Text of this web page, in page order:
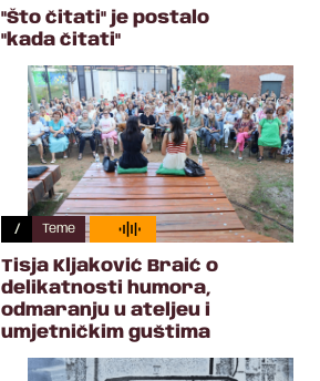
"Što čitati" je postalo
"kada čitati"
/ Teme
Tisja Kljaković Braić o
delikatnosti humora,
odmaranju u ateljeu i
umjetničkim guštima